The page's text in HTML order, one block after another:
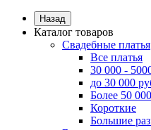
Назад
Каталог товаров
Свадебные платья
Все платья
30 000 -
до 30 000
Более 50
Короткие
Большие